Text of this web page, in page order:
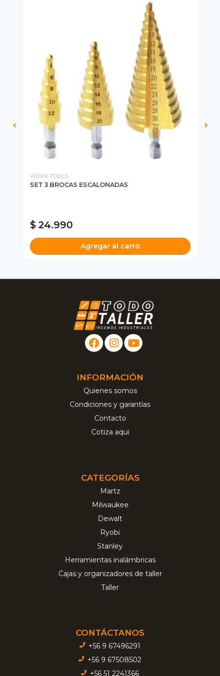
WORK TOOLS
SET 3 BROCAS ESCALONADAS
$ 24.990
Agregar al carro
INFORMACIÓN
Quienes somos
Condiciones y garantías
Contacto
Cotiza aqui
CATEGORÍAS
Martz
Milwaukee
Dewalt
Ryobi
Stanley
Herramientas inalámbricas
Cajas y organizadores de taller
Taller
CONTÁCTANOS
+56 9 67496291
+56 9 67508502
+56 51 2241366